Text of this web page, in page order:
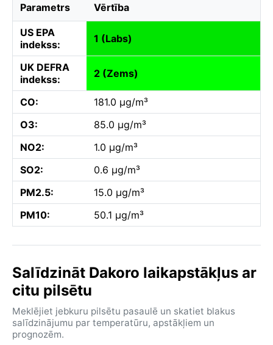
Parametrs Vērtība
US EPA
indekss:
1 (Labs)
UK DEFRA
indekss:
2 (Zems)
CO:
181.0 µg/m³
O3:
85.0 µg/m³
NO2:
1.0 µg/m³
SO2:
0.6 µg/m³
PM2.5:
15.0 µg/m³
PM10:
50.1 µg/m³
Salīdzināt Dakoro laikapstākļus ar
citu pilsētu
Meklējiet jebkuru pilsētu pasaulē un skatiet blakus
salīdzinājumu par temperatūru, apstākļiem un
prognozēm.